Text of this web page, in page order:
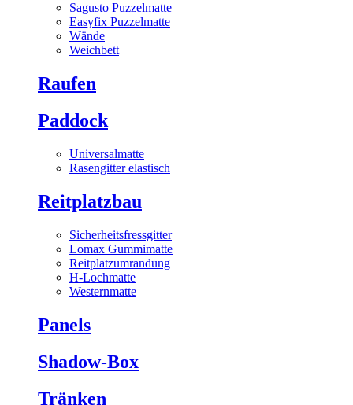
Sagusto Puzzelmatte
Easyfix Puzzelmatte
Wände
Weichbett
Raufen
Paddock
Universalmatte
Rasengitter elastisch
Reitplatzbau
Sicherheitsfressgitter
Lomax Gummimatte
Reitplatzumrandung
H-Lochmatte
Westernmatte
Panels
Shadow-Box
Tränken